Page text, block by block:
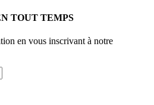
TOUT TEMPS
en vous inscrivant à notre